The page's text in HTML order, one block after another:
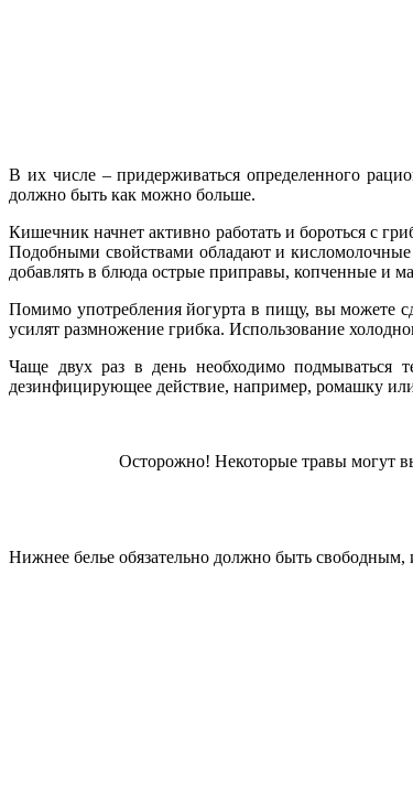
В их числе – придерживаться определенного
должно быть как можно больше.
Кишечник начнет активно работать и бороться с
Подобными свойствами обладают и
добавлять в блюда острые приправы, копченные и
Помимо употребления йогурта в пищу, вы можете
усилят размножение грибка. Использование
Чаще двух раз в день необходимо
дезинфицирующее действие, например, ромашку
Осторожно! Некоторые травы могут
Нижнее белье обязательно должно быть свободным,